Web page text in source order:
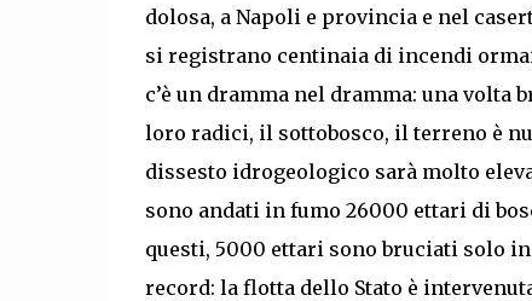
dolosa, a Napoli e provincia e nel
si registrano centinaia di incendi
c’è un dramma nel dramma: una volta
loro radici, il sottobosco, il terreno è
dissesto idrogeologico sarà molto
sono andati in fumo 26000 ettari di
questi, 5000 ettari sono bruciati solo
record: la flotta dello Stato è